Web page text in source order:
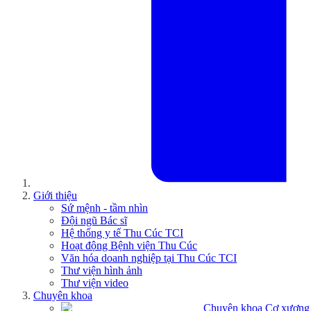
Giới thiệu
Sứ mệnh - tầm nhìn
Đội ngũ Bác sĩ
Hệ thống y tế Thu Cúc TCI
Hoạt động Bệnh viện Thu Cúc
Văn hóa doanh nghiệp tại Thu Cúc TCI
Thư viện hình ảnh
Thư viện video
Chuyên khoa
Chuyên khoa Cơ